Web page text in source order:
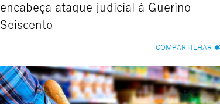
encabeça ataque judicial à Guerino
Seiscento
COMPARTILHAR